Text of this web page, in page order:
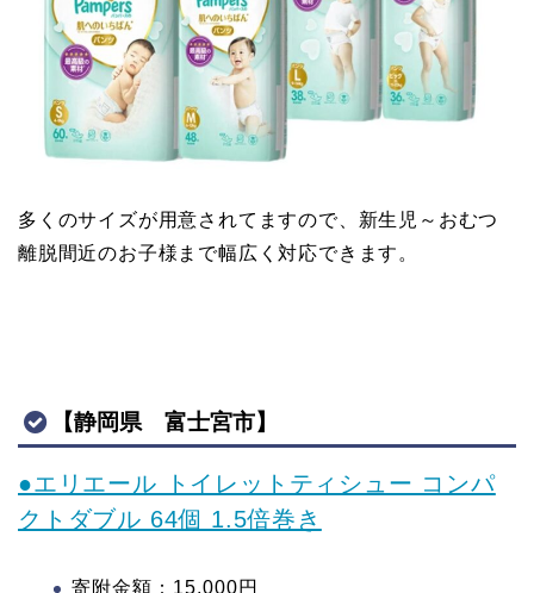
多くのサイズが用意されてますので、新生児～おむつ
離脱間近のお子様まで幅広く対応できます。
【静岡県 富士宮市】
●エリエール トイレットティシュー コンパ
クトダブル 64個 1.5倍巻き
寄附金額：15,000円